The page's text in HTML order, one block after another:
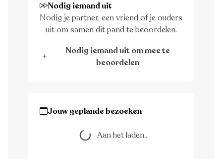
Nodig iemand uit
Nodig je partner, een vriend of je ouders
uit om samen dit pand te beoordelen.
Nodig iemand uit om mee te
beoordelen
Jouw geplande bezoeken
Aan het laden... Aan het laden...